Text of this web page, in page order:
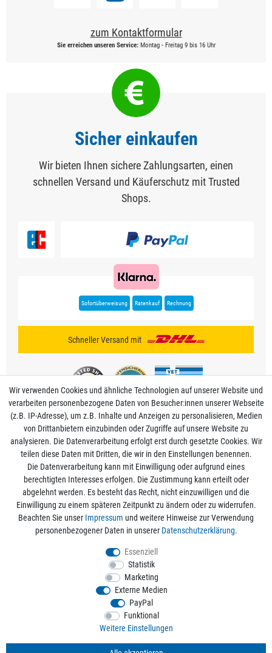
zum Kontaktformular
Sie erreichen unseren Service:Montag - Freitag 9 bis 16 Uhr
Sicher einkaufen
Wir bieten Ihnen sichere Zahlungsarten, einen
schnellen Versand und Käuferschutz mit Trusted
Shops.
Sofortüberweisung Ratenkauf Rechnung
Schneller Versand mit
Mein Konto
Informationen
Rechtliche Angaben
Alle Preise sind inkl. der gesetzlichen Mehrwertsteuer und zzgl.
Kostenloser Versand ab 50€ Bestellwert nur innerhalb Deutschlands.
© 2026 aquaristikwelt24. Alle Rechte vorbehalten. Powered by
Kontakt
Wir verwenden Cookies und ähnliche Technologien auf unserer Website und
verarbeiten personenbezogene Daten von Besucher:innen unserer Webseite
(z.B. IP-Adresse), um z.B. Inhalte und Anzeigen zu personalisieren, Medien
von Drittanbietern einzubinden oder Zugriffe auf unsere Website zu
analysieren. Die Datenverarbeitung erfolgt erst durch gesetzte Cookies. Wir
teilen diese Daten mit Dritten, die wir in den Einstellungen benennen.
Die Datenverarbeitung kann mit Einwilligung oder aufgrund eines
berechtigten Interesses erfolgen. Die Zustimmung kann erteilt oder
abgelehnt werden. Es besteht das Recht, nicht einzuwilligen und die
Einwilligung zu einem späteren Zeitpunkt zu ändern oder zu widerrufen.
Beachten Sie unser Impressum und weitere Hinweise zur Verwendung
personenbezogener Daten in unserer Daten­schutz­erklärung.
Essenziell
Statistik
Marketing
Externe Medien
PayPal
Funktional
Weitere Einstellungen